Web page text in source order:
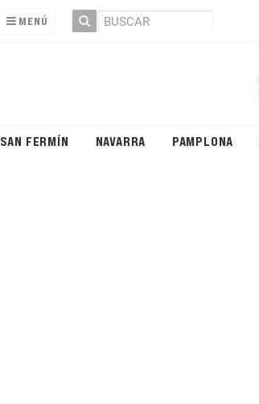
MENÚ
SAN FERMÍN NAVARRA PAMPLONA